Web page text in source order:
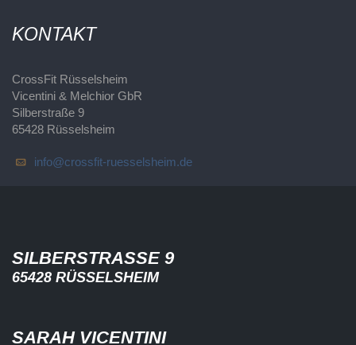
KONTAKT
CrossFit Rüsselsheim
Vicentini & Melchior GbR
Silberstraße 9
65428 Rüsselsheim
info@crossfit-ruesselsheim.de
SILBERSTRASSE 9
65428 RÜSSELSHEIM
SARAH VICENTINI